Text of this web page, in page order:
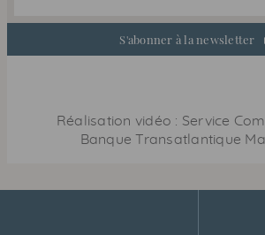
S'abonner à la newsletter
Réalisation vidéo : Service
Banque Transatlantique